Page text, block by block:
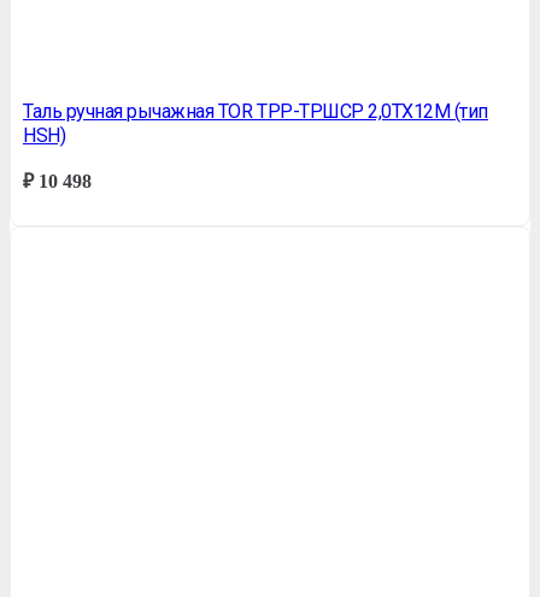
Таль ручная рычажная TOR ТРР-ТРШСР 2,0ТХ12М (тип
HSH)
₽10 498